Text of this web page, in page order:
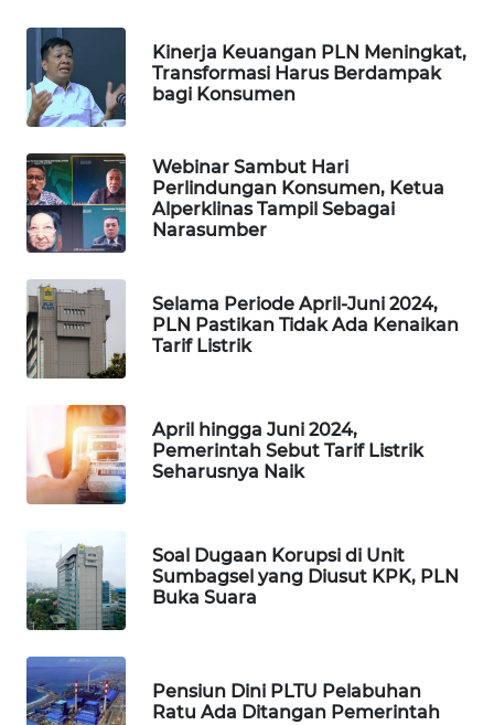
Kinerja Keuangan PLN Meningkat,
Transformasi Harus Berdampak
bagi Konsumen
Webinar Sambut Hari
Perlindungan Konsumen, Ketua
Alperklinas Tampil Sebagai
Narasumber
Selama Periode April-Juni 2024,
PLN Pastikan Tidak Ada Kenaikan
Tarif Listrik
April hingga Juni 2024,
Pemerintah Sebut Tarif Listrik
Seharusnya Naik
Soal Dugaan Korupsi di Unit
Sumbagsel yang Diusut KPK, PLN
Buka Suara
Pensiun Dini PLTU Pelabuhan
Ratu Ada Ditangan Pemerintah
BERAMPU
NEWS
ANUGERAH
NEWS
AKHLAK
PERAPKI
NEWS
SONYA
NEWS